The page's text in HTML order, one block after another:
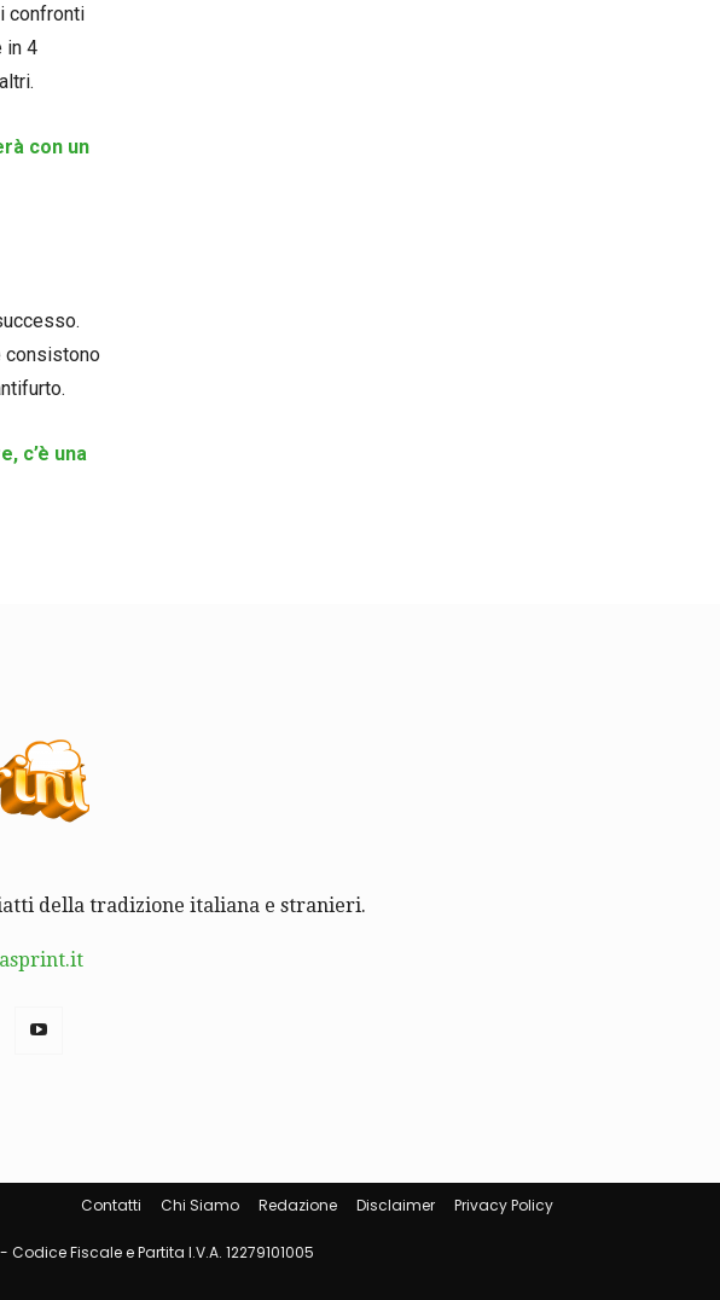
confronti
in 4
con un
consistono
c’è una
della tradizione italiana e stranieri.
Contatti Chi Siamo Redazione Disclaimer Privacy Policy
Fiscale e Partita I.V.A. 12279101005